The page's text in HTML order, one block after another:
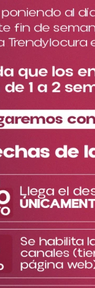
$15.000
Cantidad
＋
－
Descripción del
Descubre una fragancia
que combina acordes
- Las notas vibrantes de
entrelazan para crear una
añaden una profundidad
sofisticada.
- Complementa tu
aroma suave, que hidrata
suave y radiante.
TE
Cargando el resumen…